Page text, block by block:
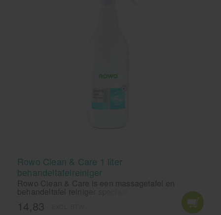
Rowo Clean & Care 1 liter
behandeltafelreiniger
Rowo Clean & Care is een massagetafel en
behandeltafel reiniger speciaal ontwikkeld voor de
dagelijkse reiniging van uw behandelbank. De
samenstelling van Rowo Clean & Care tafel reiniger
14,83